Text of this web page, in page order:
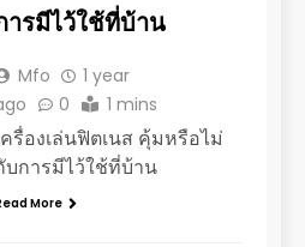
ารมีไว้ใช้ที่บ้าน
Mfo
1 year
0 1 mins
ครื่องเล่นฟิตเนส คุ้มหรือไม่
บการมีไว้ใช้ที่บ้าน
More